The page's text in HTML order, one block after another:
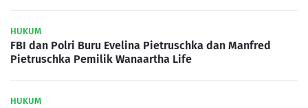
HUKUM
FBI dan Polri Buru Evelina Pietruschka dan Manfred
Pietruschka Pemilik Wanaartha Life
HUKUM